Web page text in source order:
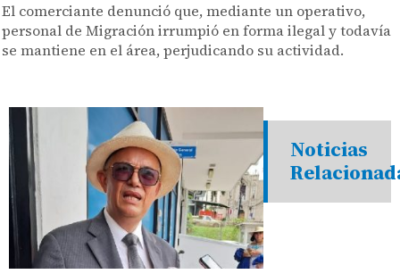
El comerciante denunció que, mediante un operativo,
personal de Migración irrumpió en forma ilegal y todavía
se mantiene en el área, perjudicando su actividad.
Noticias